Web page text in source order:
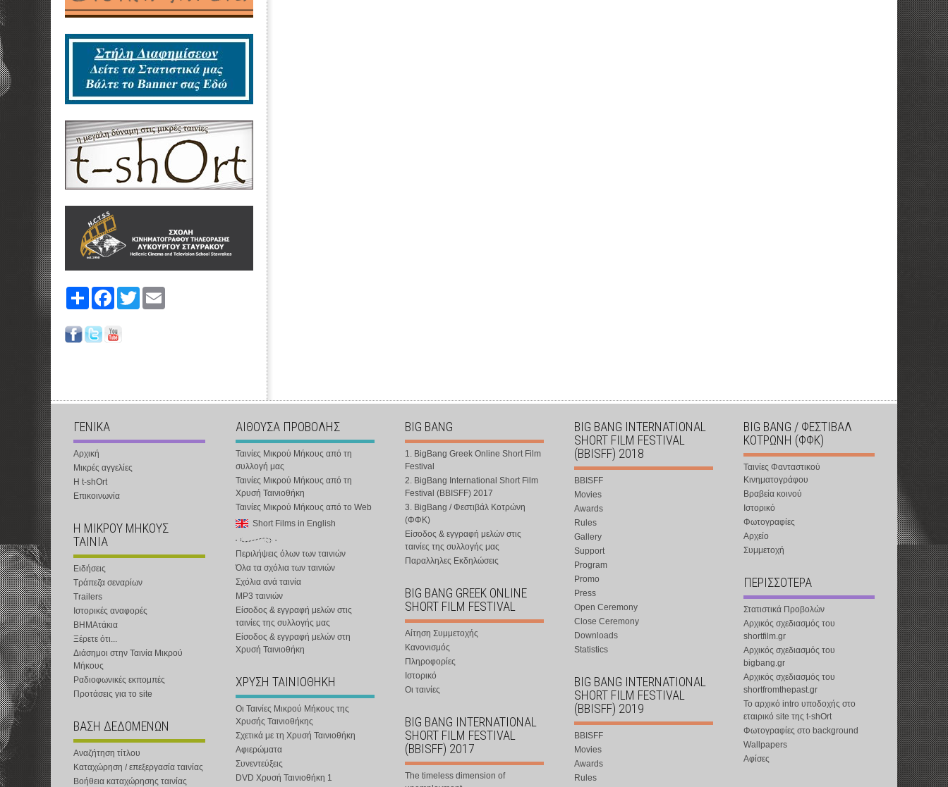
Share FacebookTwitter
ΓΕΝΙΚΑ
Αρχική
Μικρές αγγελίες
Η t-shOrt
Επικοινωνία
Η ΜΙΚΡΟΥ ΜΗΚΟΥΣ
ΤΑΙΝΙΑ
Ειδήσεις
Τράπεζα σεναρίων
Trailers
Ιστορικές αναφορές
ΒΗΜΑτάκια
Ξέρετε ότι...
Διάσημοι στην Ταινία Μικρού
Μήκους
Ραδιοφωνικές εκπομπές
Προτάσεις για το site
ΒΑΣΗ ΔΕΔΟΜΕΝΩΝ
Αναζήτηση τίτλου
Καταχώρηση / επεξεργασία ταινίας
Βοήθεια καταχώρησης ταινίας
ΑΙΘΟΥΣΑ ΠΡΟΒΟΛΗΣ
Ταινίες Μικρού Μήκους από τη
συλλογή μας
Ταινίες Μικρού Μήκους από τη
Χρυσή Ταινιοθήκη
Ταινίες Μικρού Μήκους από το Web
Short Films in English
Περιλήψεις όλων των ταινιών
Όλα τα σχόλια των ταινιών
Σχόλια ανά ταινία
MP3 ταινιών
Είσοδος & εγγραφή μελών στις
ταινίες της συλλογής μας
Είσοδος & εγγραφή μελών στη
Χρυσή Ταινιοθήκη
ΧΡΥΣΗ ΤΑΙΝΙΟΘΗΚΗ
Οι Ταινίες Μικρού Μήκους της
Χρυσής Ταινιοθήκης
Σχετικά με τη Χρυσή Ταινιοθήκη
Αφιερώματα
Συνεντεύξεις
DVD Χρυσή Ταινιοθήκη 1
BIG BANG
1. BigBang Greek Online Short Film
Festival
2. BigBang International Short Film
Festival (BBISFF) 2017
3. BigBang / Φεστιβάλ Κοτρώνη
(ΦΦΚ)
Είσοδος & εγγραφή μελών στις
ταινίες της συλλογής μας
Παραλληλες Εκδηλώσεις
BIG BANG GREEK ONLINE
SHORT FILM FESTIVAL
Αίτηση Συμμετοχής
Κανονισμός
Πληροφορίες
Ιστορικό
Οι ταινίες
BIG BANG INTERNATIONAL
SHORT FILM FESTIVAL
(BBISFF) 2017
The timeless dimension of
BIG BANG INTERNATIONAL
SHORT FILM FESTIVAL
(BBISFF) 2018
BBISFF
Movies
Awards
Rules
Gallery
Support
Program
Promo
Press
Open Ceremony
Close Ceremony
Downloads
Statistics
BIG BANG INTERNATIONAL
SHORT FILM FESTIVAL
(BBISFF) 2019
BBISFF
Movies
Awards
Rules
BIG BANG / ΦΕΣΤΙΒΑΛ
ΚΟΤΡΩΝΗ (ΦΦΚ)
Ταινίες Φανταστικού
Κινηματογράφου
Βραβεία κοινού
Ιστορικό
Φωτογραφίες
Αρχείο
Συμμετοχή
ΠΕΡΙΣΣΟΤΕΡΑ
Στατιστικά Προβολών
Αρχικός σχεδιασμός του
shortfilm.gr
Αρχικός σχεδιασμός του
bigbang.gr
Αρχικός σχεδιασμός του
shortfromthepast.gr
Το αρχικό intro υποδοχής στο
εταιρικό site της t-shOrt
Φωτογραφίες στο background
Wallpapers
Αφίσες